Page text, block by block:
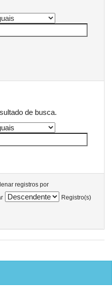
de busca.
registros por
Registro(s)